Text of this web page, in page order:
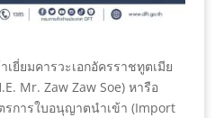
เยี่ยมคารวะเอกอัครราชทูตเมีย
Mr. Zaw Zaw Soe) หารือ
การใบอนุญาตนำเข้า (Import